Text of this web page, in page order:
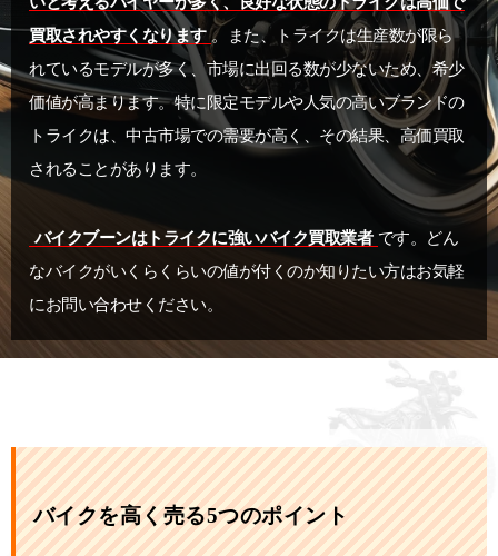
買取されやすくなります 。また、トライクは生産数が限ら
れているモデルが多く、市場に出回る数が少ないため、希少
価値が高まります。特に限定モデルや人気の高いブランドの
トライクは、中古市場での需要が高く、その結果、高価買取
されることがあります。
バイクブーンはトライクに強いバイク買取業者 です。どん
なバイクがいくらくらいの値が付くのか知りたい方はお気軽
にお問い合わせください。
バイクを高く売る5つのポイント